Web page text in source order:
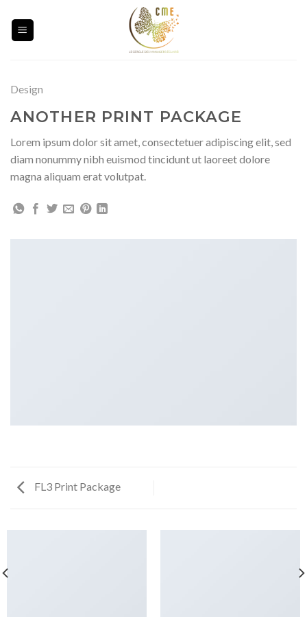
content
Design
ANOTHER PRINT PACKAGE
Lorem ipsum dolor sit amet, consectetuer adipiscing elit, sed
diam nonummy nibh euismod tincidunt ut laoreet dolore
magna aliquam erat volutpat.
FL3 Print Package